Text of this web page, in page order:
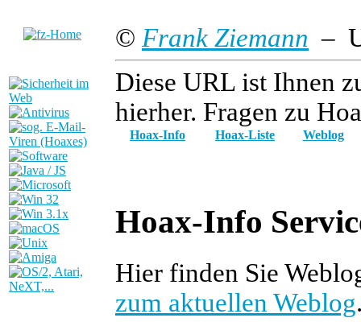
© Frank Ziemann –
Diese URL ist Ihnen
hierher. Fragen zu
Hoax-Info Hoax-Liste Weblog
Hoax-Info
Hier finden Sie
zum aktuellen Weblog